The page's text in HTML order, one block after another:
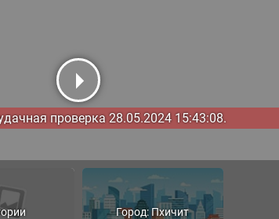
проверка 28.05.2024 15:43:08.
Город: Пхичит